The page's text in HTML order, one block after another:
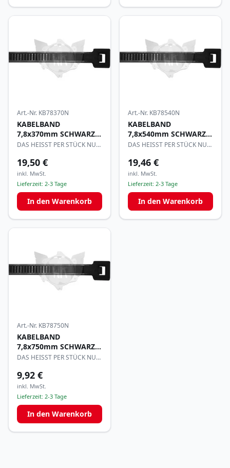
Art.-Nr. KB78370N
KABELBAND
7,8x370mm SCHWARZ
per50
DAS HEISST PER STÜCK NUR
19,50 €
inkl. MwSt.
Lieferzeit: 2-3 Tage
In den Warenkorb
Art.-Nr. KB78540N
KABELBAND
7,8x540mm SCHWARZ
per50
DAS HEISST PER STÜCK NUR
19,46 €
inkl. MwSt.
Lieferzeit: 2-3 Tage
In den Warenkorb
Art.-Nr. KB78750N
KABELBAND
7,8x750mm SCHWARZ
per20
DAS HEISST PER STÜCK NUR
9,92 €
inkl. MwSt.
Lieferzeit: 2-3 Tage
In den Warenkorb